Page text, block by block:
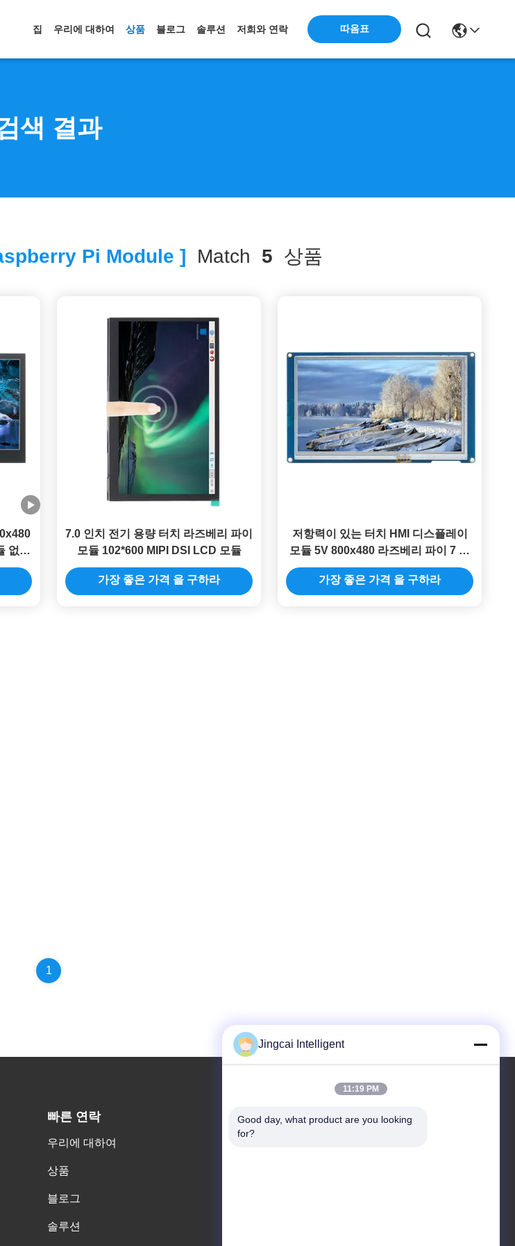
집 우리에 대하여 상품 블로그 솔루션 저희와 연락 따옴표
색 결과
Pi Module ] Match 5 상품
없이
7.0 인치 전기 용량 터치 라즈베리 파이
모듈 102*600 MIPI DSI LCD 모듈
가장 좋은 가격 을 구하라
저항력이 있는 터치 HMI 디스플레이
모듈 5V 800x480 라즈베리 파이 7 인
치 터치 스크린
가장 좋은 가격 을 구하라
1
빠른 연락
우리에 대하여
상품
블로그
솔루션
우리 주소
Jingcai Intelligent
11:19 PM
Good day, what product are you looking
for?